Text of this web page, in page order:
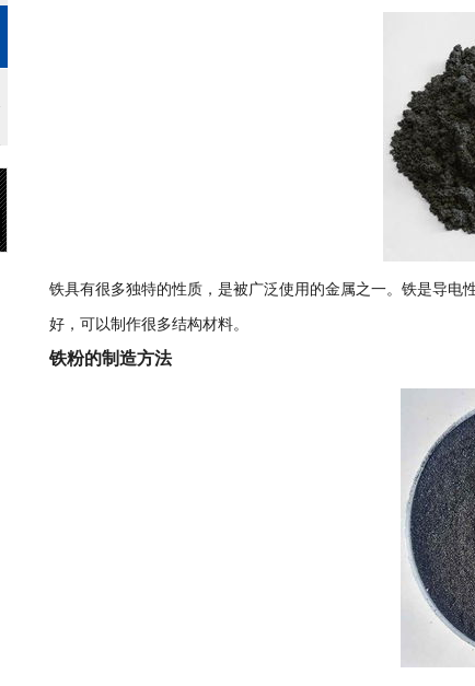
铁具有很多独特的性质，是被广泛使用的金属之一。铁是导
好，可以制作很多结构材料。
铁粉的制造方法